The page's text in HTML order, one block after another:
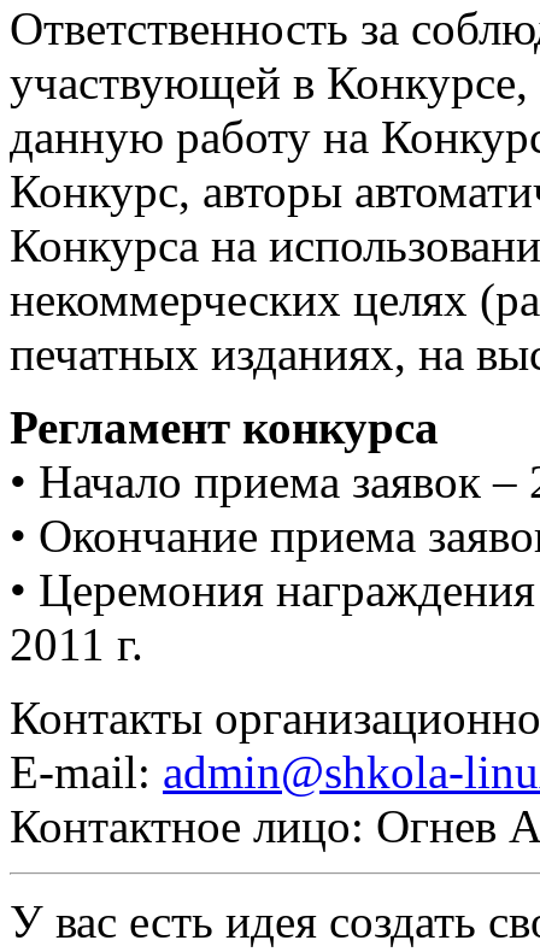
Ответственность за
участвующей в
данную работу на
Конкурс, авторы
Конкурса на
некоммерческих целях
печатных изданиях, на
Регламент конкурса
• Начало приема заявок –
• Окончание приема
• Церемония
2011 г.
Контакты
E-mail: admin@shkola-
Контактное лицо: Огнев
У вас есть идея создать